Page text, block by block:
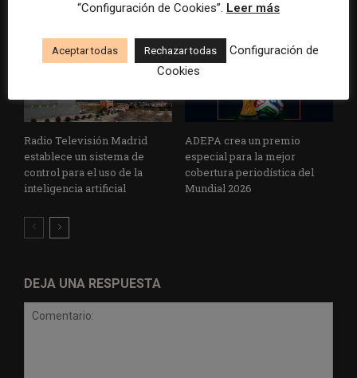
Radio Televisión Madrid
establece un sistema de
control para el uso de la
inteligencia artificial
ADEPA crea un premio
especial para la mejor
cobertura periodística del
Mundial 2026
DEJA UNA RESPUESTA
“Configuración de Cookies”. Leer más
Aceptar todas Rechazar todas
Configuración de
Cookies